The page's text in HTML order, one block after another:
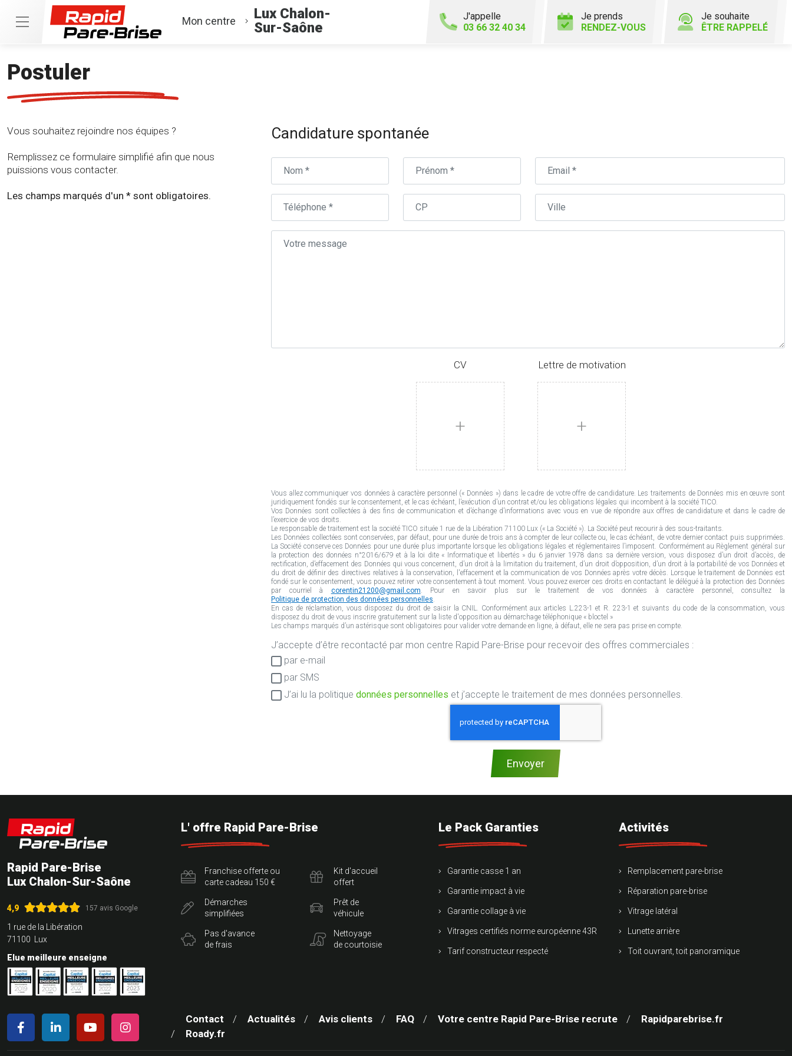
Mon centre
Lux Chalon-
Sur-Saône
J'appelle
03 66 32 40 34
Je prends
RENDEZ-VOUS
Je souhaite
ÊTRE RAPPELÉ
Postuler
Vous souhaitez rejoindre nos équipes ?
Remplissez ce formulaire simplifié afin que nous
puissions vous contacter.
Les champs marqués d'un * sont obligatoires.
Candidature spontanée
CV
+
Lettre de motivation
+
Vous allez communiquer vos données à caractère personnel (« Données ») dans le cadre de votre offre de candidature. Les traitements de Données mis en œuvre sont
juridiquement fondés sur le consentement, et le cas échéant, l’exécution d’un contrat et/ou les obligations légales qui incombent à la société TICO.
Vos Données sont collectées à des fins de communication et d’échange d’informations avec vous en vue de répondre aux offres de candidature et dans le cadre de
l’exercice de vos droits.
Le responsable de traitement est la société TICO située 1 rue de la Libération 71100 Lux (« La Société »). La Société peut recourir à des sous-traitants.
Les Données collectées sont conservées, par défaut, pour une durée de trois ans à compter de leur collecte ou, le cas échéant, de votre dernier contact puis supprimées.
La Société conserve ces Données pour une durée plus importante lorsque les obligations légales et réglementaires l’imposent. Conformément au Règlement général sur
la protection des données n°2016/679 et à la loi dite « Informatique et libertés » du 6 janvier 1978 dans sa dernière version, vous disposez d’un droit d’accès, de
rectification, d’effacement des Données qui vous concernent, d’un droit à la limitation du traitement, d’un droit d’opposition, d’un droit à la portabilité de vos Données et
du droit de définir des directives relatives à la conservation, l'effacement et la communication de vos Données après votre décès. Lorsque le traitement de Données est
fondé sur le consentement, vous pouvez retirer votre consentement à tout moment. Vous pouvez exercer ces droits en contactant le délégué à la protection des Données
par courriel à corentin21200@gmail.com. Pour en savoir plus sur le traitement de vos données à caractère personnel, consultez la
Politique de protection des données personnelles.
En cas de réclamation, vous disposez du droit de saisir la CNIL. Conformément aux articles L.223-1 et R. 223-1 et suivants du code de la consommation, vous
disposez du droit de vous inscrire gratuitement sur la liste d'opposition au démarchage téléphonique « bloctel »
Les champs marqués d’un astérisque sont obligatoires pour valider votre demande en ligne, à défaut, elle ne sera pas prise en compte.
Consentement
RGPD
J’accepte d’être recontacté par mon centre Rapid Pare-Brise pour recevoir des offres commerciales :
par e-mail
par SMS
J’ai lu la politique données personnelles et j’accepte le traitement de mes données personnelles.
Envoyer
Rapid Pare-Brise
Lux Chalon-Sur-Saône
4,9 157 avis Google
1 rue de la Libération
71100 Lux
Elue meilleure enseigne
L' offre Rapid Pare-Brise
Franchise offerte ou
carte cadeau 150 €
Démarches
simplifiées
Pas d'avance
de frais
Kit d'accueil
offert
Prêt de
véhicule
Nettoyage
de courtoisie
Le Pack Garanties
Garantie casse 1 an
Garantie impact à vie
Garantie collage à vie
Vitrages certifiés norme européenne 43R
Tarif constructeur respecté
Activités
Remplacement pare-brise
Réparation pare-brise
Vitrage latéral
Lunette arrière
Toit ouvrant, toit panoramique
Contact Actualités Avis clients FAQ Votre centre Rapid Pare-Brise recrute
Rapidparebrise.fr
Roady.fr